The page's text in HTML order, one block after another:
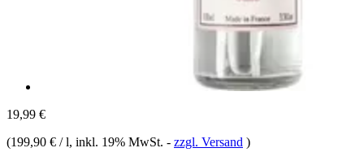
19,99 €
(199,90 € / l, inkl. 19% MwSt. - zzgl. Versand )